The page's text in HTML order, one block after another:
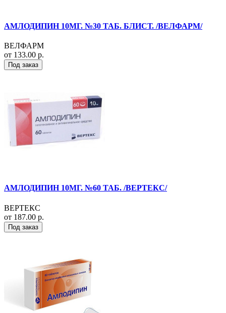
АМЛОДИПИН 10МГ. №30 ТАБ. БЛИСТ. /ВЕЛФАРМ/
ВЕЛФАРМ
от 133.00 р.
Под заказ
АМЛОДИПИН 10МГ. №60 ТАБ. /ВЕРТЕКС/
ВЕРТЕКС
от 187.00 р.
Под заказ